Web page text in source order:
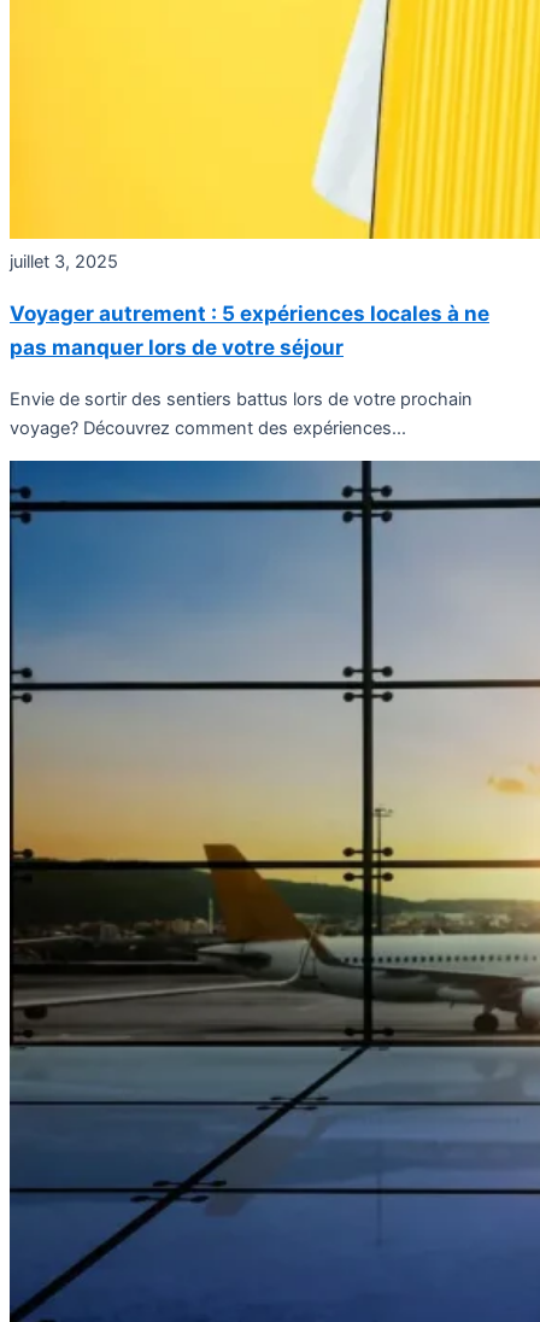
juillet 3, 2025
Voyager autrement : 5 expériences locales à ne
pas manquer lors de votre séjour
Envie de sortir des sentiers battus lors de votre prochain
voyage? Découvrez comment des expériences...